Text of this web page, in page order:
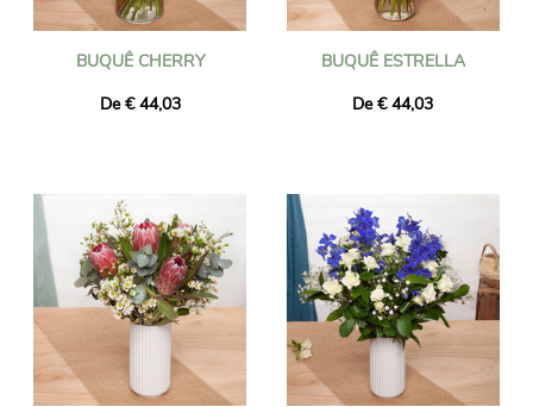
BUQUÊ CHERRY
De € 44,03
BUQUÊ ESTRELLA
De € 44,03